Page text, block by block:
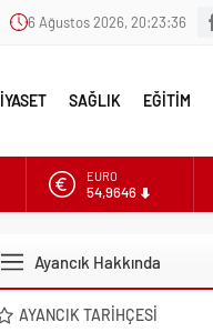
6 Ağustos 2026, 20:23:38
SAĞLIK EĞİTİM
ALTIN
6.488,95
EURO
54,9646
Ayancık Hakkında
AYANCIK TARIHÇESI